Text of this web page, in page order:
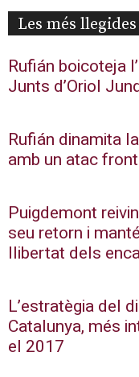
Les més llegides
Rufián boicoteja
Junts d’Oriol
Rufián dinamita
amb un atac
Puigdemont
seu retorn i
llibertat dels
L’estratègia del
Catalunya, més
el 2017